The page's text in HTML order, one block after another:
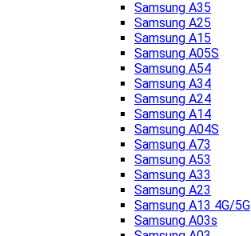
Samsung A35
Samsung A25
Samsung A15
Samsung A05S
Samsung A54
Samsung A34
Samsung A24
Samsung A14
Samsung A04S
Samsung A73
Samsung A53
Samsung A33
Samsung A23
Samsung A13 4G/5G
Samsung A03s